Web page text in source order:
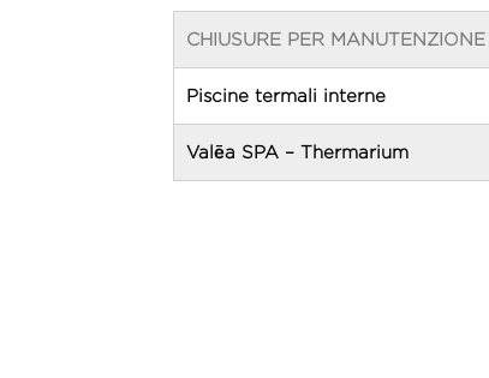
CHIUSURE PER
Piscine termali interne
Valēa SPA – Thermarium